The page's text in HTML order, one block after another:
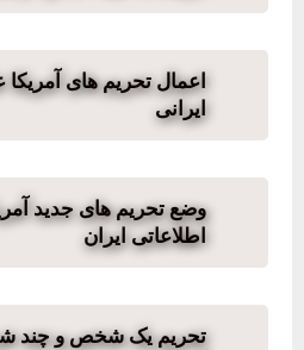
اعمال تحریم های آمریکا
ایرانی
وضع تحریم های جدید
اطلاعاتی ایران
تحریم یک شخص و چند